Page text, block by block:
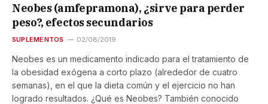
Neobes (amfepramona), ¿sirve para perder
peso?, efectos secundarios
SUPLEMENTOS 02/08/2019
Neobes es un medicamento indicado para el tratamiento de
la obesidad exógena a corto plazo (alrededor de cuatro
semanas), en el que la dieta común y el ejercicio no han
logrado resultados. ¿Qué es Neobes? También conocido